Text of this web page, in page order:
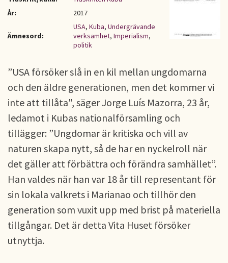
År:
2017
Ämnesord:
USA, Kuba, Undergrävande
verksamhet, Imperialism,
politik
”USA försöker slå in en kil mellan ungdomarna
och den äldre generationen, men det kommer vi
inte att tillåta", säger Jorge Luís Mazorra, 23 år,
ledamot i Kubas nationalförsamling och
tillägger: ”Ungdomar är kritiska och vill av
naturen skapa nytt, så de har en nyckelroll när
det gäller att förbättra och förändra samhället”.
Han valdes när han var 18 år till representant för
sin lokala valkrets i Marianao och tillhör den
generation som vuxit upp med brist på materiella
tillgångar. Det är detta Vita Huset försöker
utnyttja.